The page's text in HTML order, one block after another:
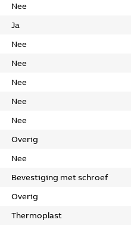
Nee
Ja
Nee
Nee
Nee
Nee
Nee
Overig
Nee
Bevestiging met schroef
Overig
Thermoplast